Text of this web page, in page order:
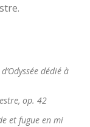
dédié à
op. 42
et fugue en mi